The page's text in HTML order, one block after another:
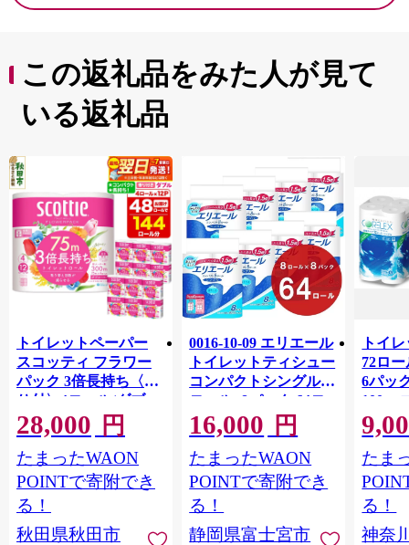
この返礼品をみた人が見て
いる返礼品
トイレットペーパー
スコッティ フラワー
パック 3倍長持ち〈香
り付〉4ロール(ダブ
ル)×12パック 日用品
最短翌日発送 [スコッ
ティ フラワーパック
トイレットペーパー
日本製紙クレシア] 秋
田県秋田市
28,000 円
たまったWAON
POINTで寄附でき
る！
秋田県秋田市
0016-10-09 エリエール
トイレットティシュー
コンパクトシングル 8
ロール×8パック 64ロ
ール 1.5倍巻 82.5m
トイレットペーパー
シングル パルプ100％
香りつき 日用品 消耗
品 備蓄
16,000 円
たまったWAON
POINTで寄附でき
る！
静岡県富士宮市
トイ
72ロ
6パッ
100m
FSCリ
長巻タ
100％
防災
ペー
川県
トペー
たま
る！
神奈